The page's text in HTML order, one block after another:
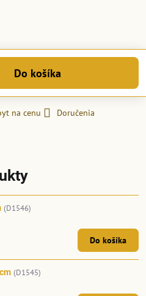
Do košíka
na cenu
Doručenia
(D1546)
Do košíka
(D1545)